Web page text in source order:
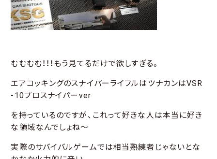
むむむむ！！！もう見てるだけで欲しすぎる。
エアコッキングのスナイパーライフルはツナカンはVSR
-10プロスナイパーver
を持っているのですが、これって好きな人は本当に好き
な領域なんでしょね～
実際のサバイバルゲームでは相当熟練者じゃないとな